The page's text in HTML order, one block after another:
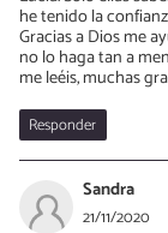
he tenido la
Gracias a Dios me
no lo haga tan a
me leéis, muchas
Responder
Sandra
21/11/2020